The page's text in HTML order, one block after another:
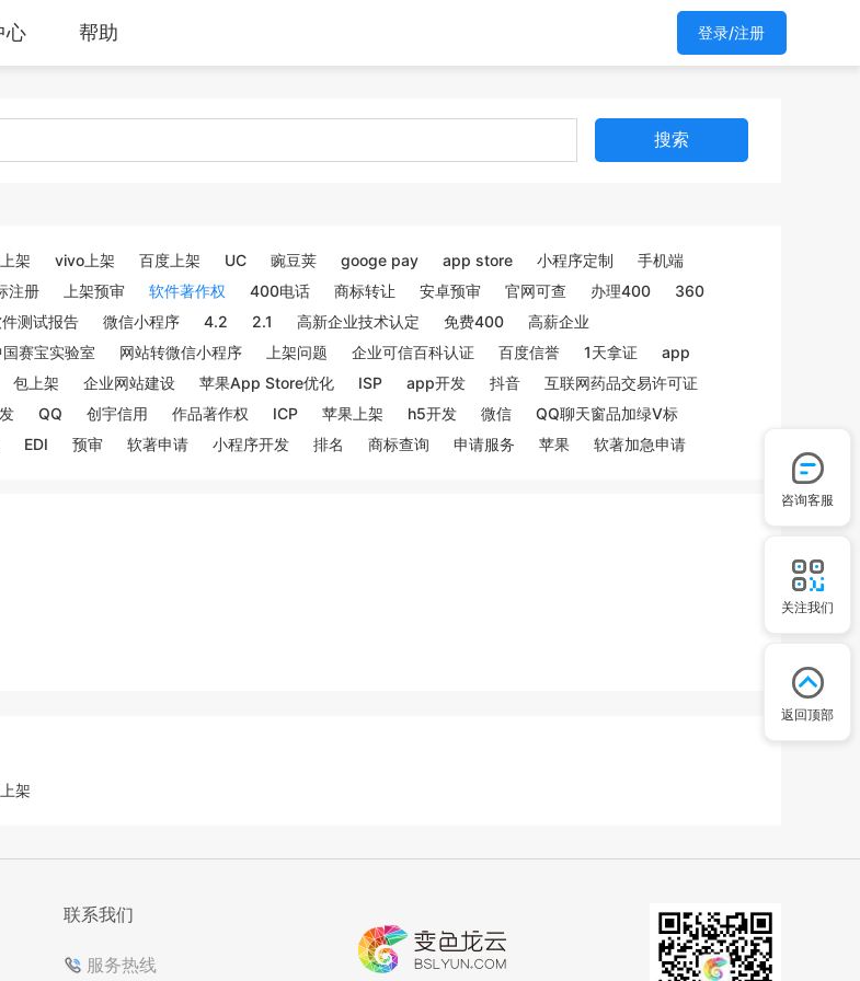
心 帮助 登录/注册
搜索
架 vivo上架 百度上架 UC 豌豆荚 googe pay app store 小程序定制
手机端
注册 上架预审 软件著作权 400电话 商标转让 安卓预审 官网可查 办理400
360
测试报告 微信小程序 4.2 2.1 高新企业技术认定 免费400
高薪企业
国赛宝实验室 网站转微信小程序 上架问题 企业可信百科认证 百度信誉 1天拿证
app
包上架 企业网站建设 苹果App Store优化 ISP app开发 抖音
互联网药品交易许可证
QQ 创宇信用 作品著作权 ICP 苹果上架 h5开发 微信
QQ聊天窗品加绿V标
EDI 预审 软著申请 小程序开发 排名 商标查询 申请服务 苹果 软著加急申请
架
联系我们
服务热线
咨询客服
关注我们
返回顶部